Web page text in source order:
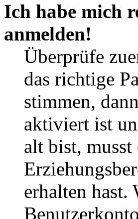
Ich habe mich
anmelden!
Überprüfe
das richtige
stimmen,
aktiviert ist
alt bist,
erhalten hast.